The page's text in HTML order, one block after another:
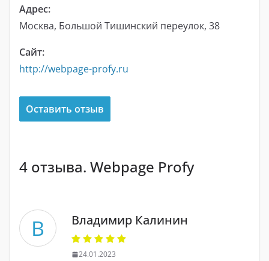
Адрес:
Москва, Большой Тишинский переулок, 38
Сайт:
http://webpage-profy.ru
Оставить отзыв
4 отзыва. Webpage Profy
В Владимир Калинин
24.01.2023